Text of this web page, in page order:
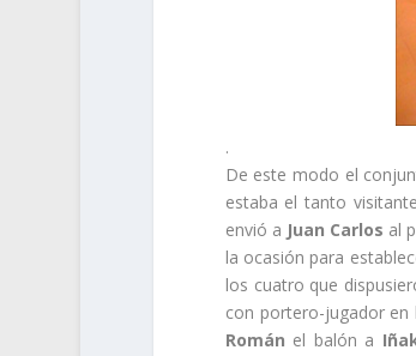
.
De este modo el
estaba el tanto
envió a Juan Carlos al
la ocasión para
los cuatro que
con portero-jugador
Román el balón a